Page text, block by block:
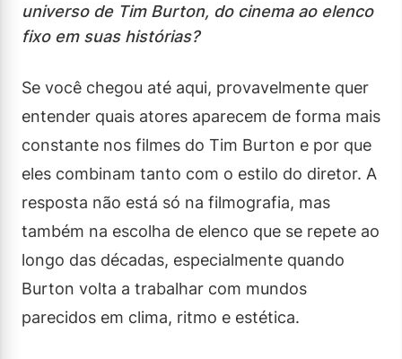
universo de Tim Burton, do cinema ao elenco
fixo em suas histórias?
Se você chegou até aqui, provavelmente quer
entender quais atores aparecem de forma mais
constante nos filmes do Tim Burton e por que
eles combinam tanto com o estilo do diretor. A
resposta não está só na filmografia, mas
também na escolha de elenco que se repete ao
longo das décadas, especialmente quando
Burton volta a trabalhar com mundos
parecidos em clima, ritmo e estética.